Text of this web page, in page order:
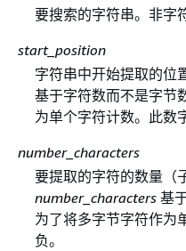
要搜索的字符串。非字
start_position
字符串中开始提取的位
基于字符数而不是字节
为单个字符计数。此数
number_characters
要提取的字符的数量（
number_characters基
为了将多字节字符作为
负。